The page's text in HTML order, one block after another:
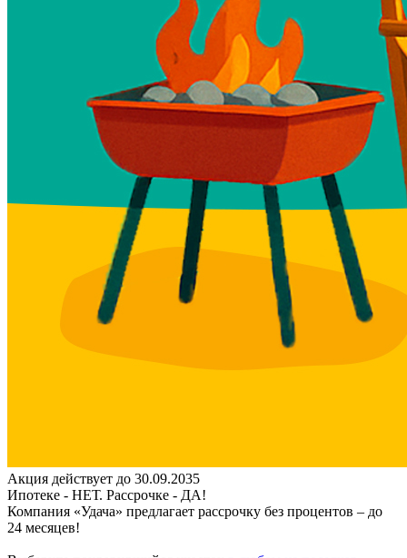
Акция действует до 30.09.2035
Ипотеке - НЕТ. Рассрочке - ДА!
Компания «Удача» предлагает рассрочку без процентов – до
24 месяцев!